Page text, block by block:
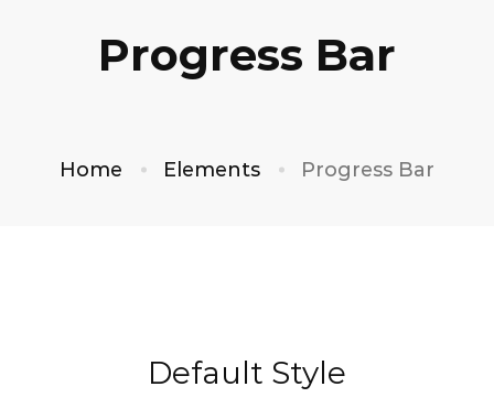
Progress Bar
Home Elements Progress Bar
Default Style